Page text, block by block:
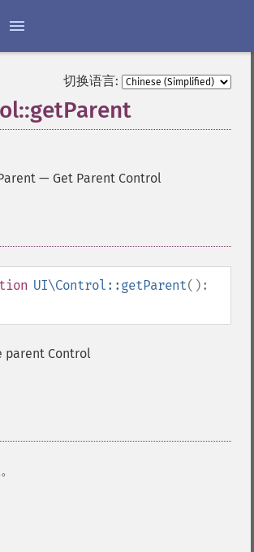
切换语言:
— Get Parent Control
UI\Control::getParent():
parent Control